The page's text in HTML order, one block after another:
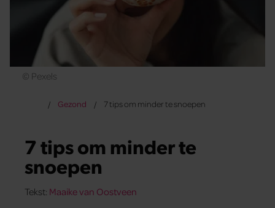
© Pexels
Gezond 7 tips om minder te snoepen
7 tips om minder te
snoepen
Tekst: Maaike van Oostveen